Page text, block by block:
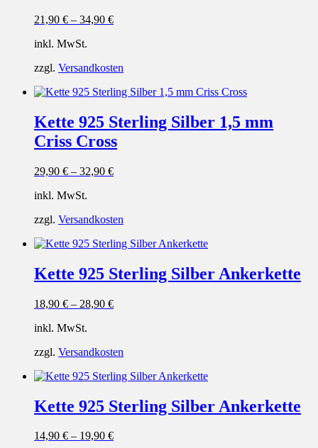
21,90 € – 34,90 €
inkl. MwSt.
zzgl. Versandkosten
Kette 925 Sterling Silber 1,5 mm
Criss Cross
29,90 € – 32,90 €
inkl. MwSt.
zzgl. Versandkosten
Kette 925 Sterling Silber Ankerkette
18,90 € – 28,90 €
inkl. MwSt.
zzgl. Versandkosten
Kette 925 Sterling Silber Ankerkette
14,90 € – 19,90 €